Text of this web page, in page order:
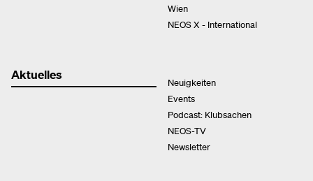
Wien
NEOS X - International
Aktuelles
Neuigkeiten
Events
Podcast: Klubsachen
NEOS-TV
Newsletter